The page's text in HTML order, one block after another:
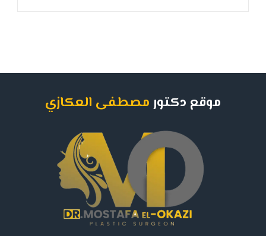
موقع دكتورمصطفى العكازي